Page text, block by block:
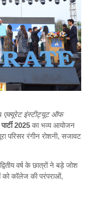
एक्यूरेट इंस्टीट्यूट ऑफ
2025 का भव्य आयोजन
परिसर रंगीन रोशनी, सजावट
वर्ष के छात्रों ने बड़े जोश
को कॉलेज की परंपराओं,